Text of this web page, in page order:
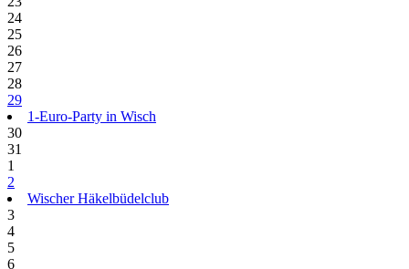
24
25
26
27
28
29
1-Euro-Party in Wisch
30
31
1
2
Wischer Häkelbüdelclub
3
4
5
6